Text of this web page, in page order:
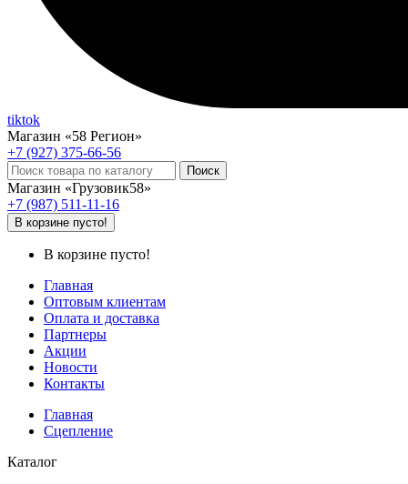
tiktok
Магазин «58 Регион»
+7 (927) 375-66-56
Магазин «Грузовик58»
+7 (987) 511-11-16
В корзине пусто!
В корзине пусто!
Главная
Оптовым клиентам
Оплата и доставка
Партнеры
Акции
Новости
Контакты
Главная
Сцепление
Каталог